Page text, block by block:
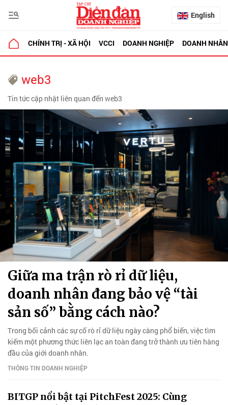
English
CHÍNH TRỊ - XÃ HỘI VCCI DOANH NGHIỆP DOANH NHÂN
web3
Tin tức cập nhật liên quan đến web3
Giữa ma trận rò rỉ dữ liệu,
doanh nhân đang bảo vệ “tài
sản số” bằng cách nào?
Trong bối cảnh các sự cố rò rỉ dữ liệu ngày càng phổ biến, việc tìm
kiếm một phương thức liên lạc an toàn đang trở thành ưu tiên hàng
đầu của giới doanh nhân.
THÔNG TIN DOANH NGHIỆP
BITGP nổi bật tại PitchFest 2025: Cùng